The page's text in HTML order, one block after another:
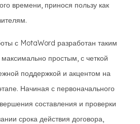
времени, принося пользу как
с MotaWord разработан таким
простым, с четкой
поддержкой и акцентом на
Начиная с первоначального
составления и проверки
срока действия договора,